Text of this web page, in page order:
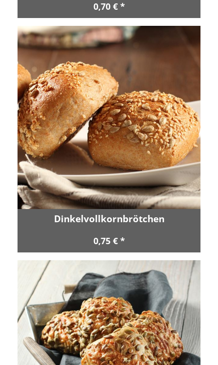
0,70 € *
Dinkelvollkornbrötchen
0,75 € *